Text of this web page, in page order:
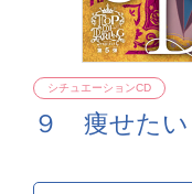
９ 痩せたい
シチュエーションCD